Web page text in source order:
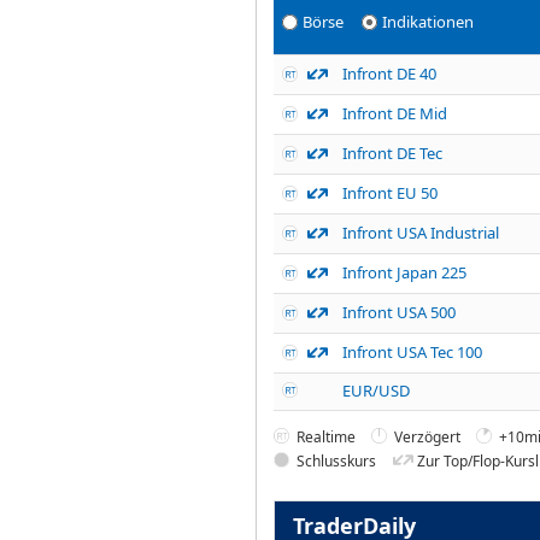
Börse Indikationen
Infront DE 40
Infront DE Mid
Infront DE Tec
Infront EU 50
Infront USA Industrial
Infront Japan 225
Infront USA 500
Infront USA Tec 100
EUR/USD
Realtime Verzögert
Schlusskurs
Zur Top/Flop-
TraderDaily